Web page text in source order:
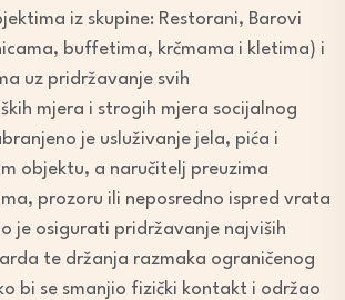
iz skupine: Restorani, Barovi
buffetima, krčmama i kletima) i
uz pridržavanje svih
mjera i strogih mjera socijalnog
je usluživanje jela, pića i
objektu, a naručitelj preuzima
prozoru ili neposredno ispred vrata
je osigurati pridržavanje najviših
te držanja razmaka ograničenog
bi se smanjio fizički kontakt i održao